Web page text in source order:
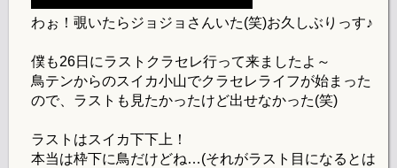
わぉ！覗いたらジョジョさんいた(笑)お久しぶりっす♪
僕も26日にラストクラセレ行って来ましたよ～
鳥テンからのスイカ小山でクラセレライフが始まった
ので、ラストも見たかったけど出せなかった(笑)
ラストはスイカ下下上！
本当は枠下に鳥だけどね…(それがラスト目になるとは